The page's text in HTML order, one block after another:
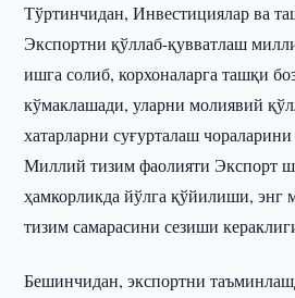
Тўртинчидан, Инвестициялар ва
Экспортни қўллаб-қувватлаш
ишга солиб, корхоналарга ташқи
кўмаклашади, уларни молиявий
хатарларни суғурталаш
Миллий тизим фаолияти Экспорт
ҳамкорликда йўлга қўйилиши, энг
тизим самарасини сезиши
Бешинчидан, экспортни